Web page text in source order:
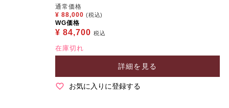
通常価格
¥ 88,000 (税込)
WG価格
¥ 84,700 税込
在庫切れ
詳細を見る
お気に入りに登録する